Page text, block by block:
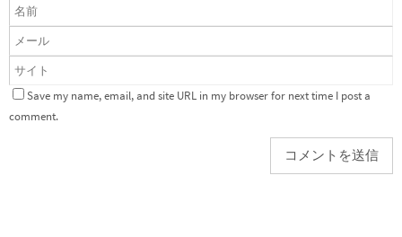
Save my name, email, and site URL in my browser for next time I post a
comment.